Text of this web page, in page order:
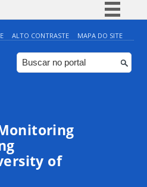
Simplifique!
Comunica BR
Participe
Canais
ALTO CONTRASTE MAPA DO SITE
of